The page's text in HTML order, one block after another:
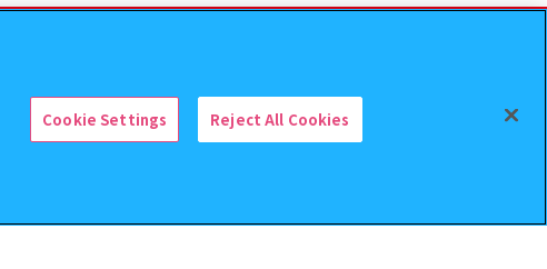
検索中の商品
Cookie Settings Reject All Cookies